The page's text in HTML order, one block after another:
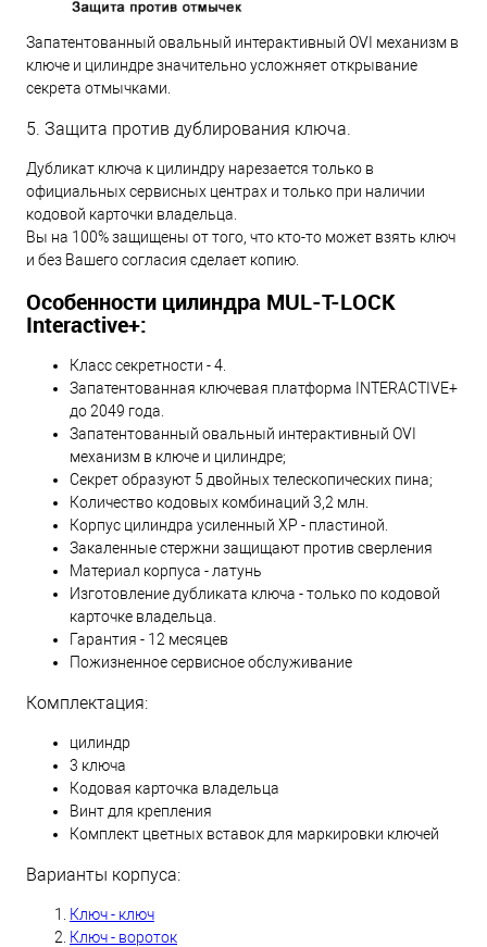
Запатентованный овальный интерактивный OVI механизм в
ключе и цилиндре значительно усложняет открывание
секрета отмычками.
5. Защита против дублирования ключа.
Дубликат ключа к цилиндру нарезается только в
официальных сервисных центрах и только при наличии
кодовой карточки владельца.
Вы на 100% защищены от того, что кто-то может взять ключ
и без Вашего согласия сделает копию.
Особенности цилиндра MUL-T-LOCK
Interactive+:
Класс секретности - 4.
Запатентованная ключевая платформа INTERACTIVE+
до 2049 года.
Запатентованный овальный интерактивный OVI
механизм в ключе и цилиндре;
Секрет образуют 5 двойных телескопических пина;
Количество кодовых комбинаций 3,2 млн.
Корпус цилиндра усиленный XP - пластиной.
Закаленные стержни защищают против сверления
Материал корпуса - латунь
Изготовление дубликата ключа - только по кодовой
карточке владельца.
Гарантия - 12 месяцев
Пожизненное сервисное обслуживание
Комплектация:
цилиндр
3 ключа
Кодовая карточка владельца
Винт для крепления
Комплект цветных вставок для маркировки ключей
Варианты корпуса:
Ключ - ключ
Ключ - вороток